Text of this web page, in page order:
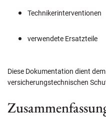
Technikerinterventionen
verwendete Ersatzteile
Diese Dokumentation dient
versicherungstechnischen